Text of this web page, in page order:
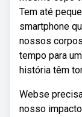
Tem até
smartphone
nossos
tempo para
história têm
Webse
nosso